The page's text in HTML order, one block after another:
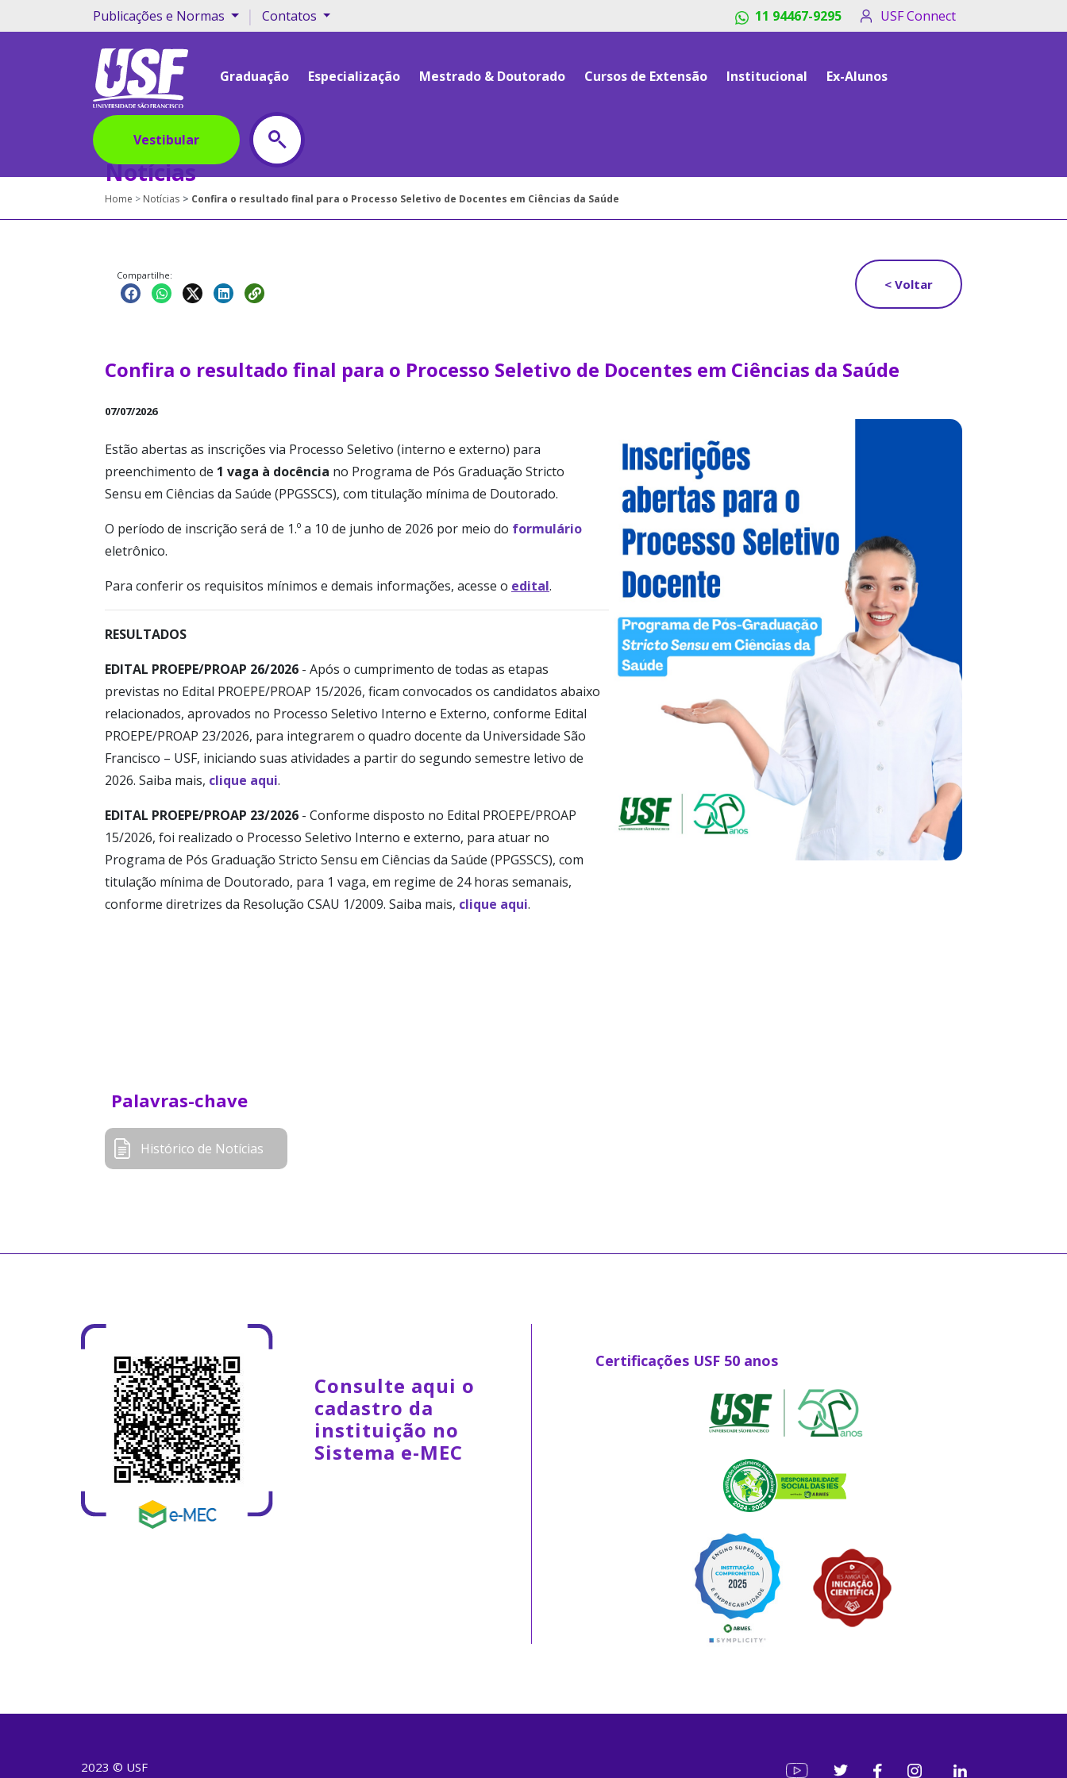
Publicações e Normas | Contatos 11 94467-9295 USF Connect
Graduação Especialização Mestrado & Doutorado Cursos de Extensão Institucional Ex-Alunos
Vestibular
Notícias
Home Notícias Confira o resultado final para o Processo Seletivo de Docentes em Ciências da Saúde
Compartilhe:
< Voltar
Confira o resultado final para o Processo Seletivo de Docentes em Ciências da Saúde
07/07/2026
Estão abertas as inscrições via Processo Seletivo (interno e externo) para
preenchimento de 1 vaga à docência no Programa de Pós Graduação Stricto
Sensu em Ciências da Saúde (PPGSSCS), com titulação mínima de Doutorado.
O período de inscrição será de 1.º a 10 de junho de 2026 por meio do formulário
eletrônico.
Para conferir os requisitos mínimos e demais informações, acesse o edital.
RESULTADOS
EDITAL PROEPE/PROAP 26/2026 - Após o cumprimento de todas as etapas
previstas no Edital PROEPE/PROAP 15/2026, ficam convocados os candidatos abaixo
relacionados, aprovados no Processo Seletivo Interno e Externo, conforme Edital
PROEPE/PROAP 23/2026, para integrarem o quadro docente da Universidade São
Francisco – USF, iniciando suas atividades a partir do segundo semestre letivo de
2026. Saiba mais, clique aqui.
EDITAL PROEPE/PROAP 23/2026 - Conforme disposto no Edital PROEPE/PROAP
15/2026, foi realizado o Processo Seletivo Interno e externo, para atuar no
Programa de Pós Graduação Stricto Sensu em Ciências da Saúde (PPGSSCS), com
titulação mínima de Doutorado, para 1 vaga, em regime de 24 horas semanais,
conforme diretrizes da Resolução CSAU 1/2009. Saiba mais, clique aqui.
Palavras-chave
Histórico de Notícias
Consulte aqui o
cadastro da
instituição no
Sistema e-MEC
Certificações USF 50 anos
2023 © USF